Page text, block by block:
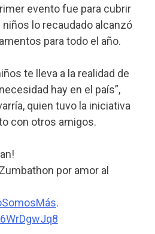
evento fue para cubrir
lo recaudado alcanzó
para todo el año.
te lleva a la realidad de
hay en el país”,
quien tuvo la iniciativa
con otros amigos.
por amor al
.